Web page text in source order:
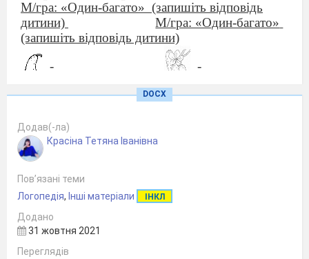
М/гра: «Один-багато» (запишіть відповідь
дитини)
М/гра: «Один-багато»
(запишіть відповідь дитини)
- _______________
-
_______________
- _______________
______________
_______________
DOCX
Додав(-ла)
Красіна Тетяна Іванівна
Пов’язані теми
Логопедія, Інші матеріали ІНКЛ
Додано
31 жовтня 2021
Переглядів